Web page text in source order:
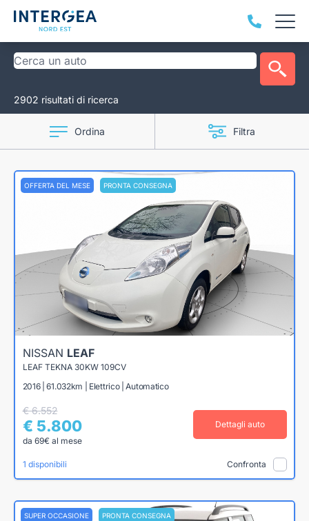
2902 risultati di ricerca
Ordina Filtra
OFFERTA DEL MESE PRONTA CONSEGNA
NISSAN LEAF
LEAF TEKNA 30KW 109CV
2016 | 61.032km | Elettrico | Automatico
€ 6.552
€ 5.800
da 69€ al mese
Dettagli auto
1 disponibili Confronta
SUPER OCCASIONE PRONTA CONSEGNA